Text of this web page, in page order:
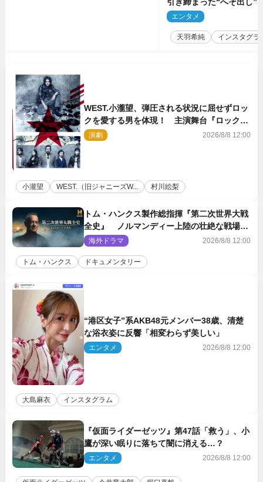
引き締まった“へそ出し”
「可愛い過ぎる」
エンタメ
天羽希純 インスタグラ
WEST.小瀧望、弾圧される状況に屈せずロッ
クを愛する男を体現！ 主演舞台『ロックン
ロール』ビジュアル解禁
演劇 2026/8/8 12:00
小瀧望 WEST.（旧ジャニーズW... 村川絵梨
トム・ハンクス製作総指揮『第二次世界大戦
全史』 ノルマンディー上陸の壮絶な戦場を
収めた特別映像解禁
海外ドラマ 2026/8/8 12:00
トム・ハンクス ドキュメンタリー
“港区女子”系AKB48元メンバー38歳、清楚
な浴衣姿に反響「相変わらず美しい」
エンタメ 2026/8/8 12:00
大島麻衣 インスタグラム
『仮面ライダーゼッツ』第47話「救う」、小
鷹が深い眠りに落ちて闇に消える…？
エンタメ 2026/8/8 12:00